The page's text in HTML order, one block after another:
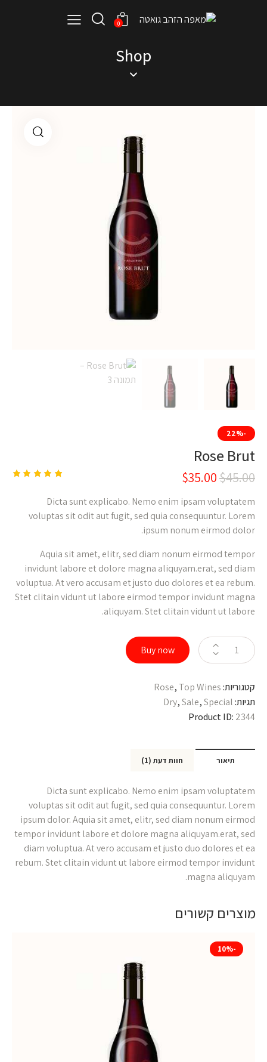
0
Shop
Rose Brut
עלדירוגים של
$45.00
$35.00
Dicta sunt explicabo. Nemo enim ipsam voluptatem
voluptas sit odit aut fugit, sed quia consequuntur. Lorem
ipsum nonum eirmod dolor.
Aquia sit amet, elitr, sed diam nonum eirmod tempor
invidunt labore et dolore magna aliquyam.erat, sed diam
voluptua. At vero accusam et justo duo dolores et ea rebum.
Stet clitain vidunt ut labore eirmod tempor invidunt magna
aliquyam. Stet clitain vidunt ut labore.
Buy now
קטגוריות: Rose ,Top Wines
תגיות:
Dry,Sale,Special
Product ID:2344
תיאור חוות דעת (1)
Dicta sunt explicabo. Nemo enim ipsam voluptatem
voluptas sit odit aut fugit, sed quia consequuntur. Lorem
ipsum dolor. Aquia sit amet, elitr, sed diam nonum eirmod
tempor invidunt labore et dolore magna aliquyam.erat, sed
diam voluptua. At vero accusam et justo duo dolores et ea
rebum. Stet clitain vidunt ut labore eirmod tempor invidunt
magna aliquyam.
מוצרים קשורים